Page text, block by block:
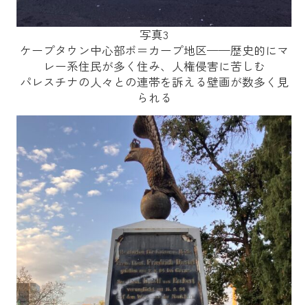
写真3
ケープタウン中心部ボ＝カープ地区——歴史的にマ
レー系住民が多く住み、人権侵害に苦しむ
パレスチナの人々との連帯を訴える壁画が数多く見
られる